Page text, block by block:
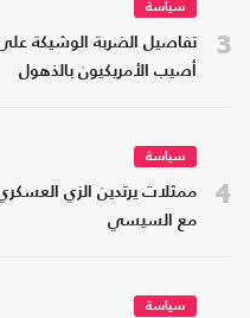
3
سياسة
تفاصيل الضربة الوشيكة
أصيب الأمريكيون بالذهول
4
سياسة
ممثلات يرتدين الزي
مع السيسي
سياسة